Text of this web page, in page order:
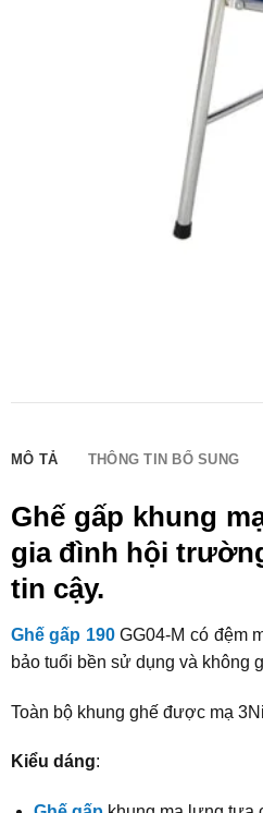
MÔ TẢ THÔNG TIN BỔ SUNG
Ghế gấp khung
gia đình hội
tin cậy.
Ghế gấp 190 GG04-M có đệm
bảo tuổi bền sử dụng và không
Toàn bộ khung ghế được mạ
Kiểu dáng: